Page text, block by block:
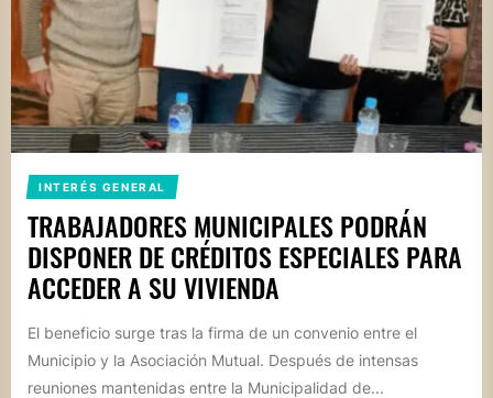
INTERÉS GENERAL
TRABAJADORES MUNICIPALES PODRÁN
DISPONER DE CRÉDITOS ESPECIALES PARA
ACCEDER A SU VIVIENDA
El beneficio surge tras la firma de un convenio entre el
Municipio y la Asociación Mutual. Después de intensas
reuniones mantenidas entre la Municipalidad de...